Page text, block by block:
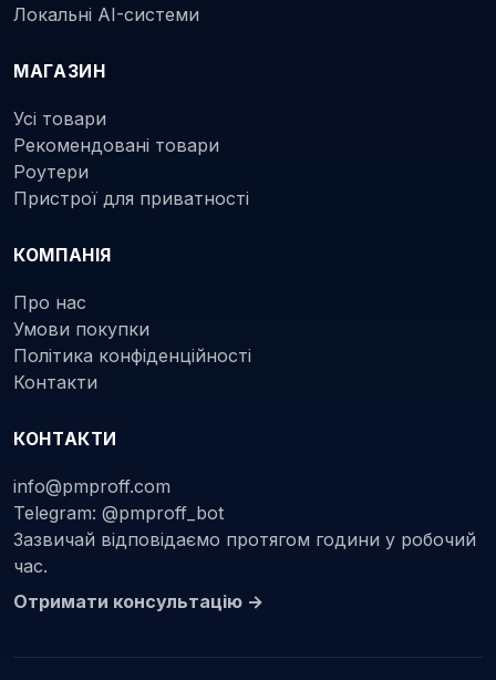
Локальні AI-системи
МАГАЗИН
Усі товари
Рекомендовані товари
Роутери
Пристрої для приватності
КОМПАНІЯ
Про нас
Умови покупки
Політика конфіденційності
Контакти
КОНТАКТИ
info@pmproff.com
Telegram: @pmproff_bot
Зазвичай відповідаємо протягом години у робочий
час.
Отримати консультацію →